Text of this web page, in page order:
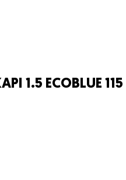
1.5 ECOBLUE 115